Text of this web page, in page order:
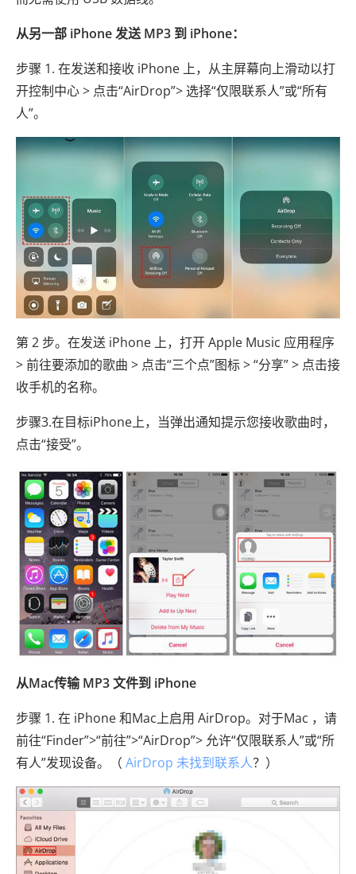
从另一部 iPhone 发送 MP3 到 iPhone：
步骤 1. 在发送和接收 iPhone 上，从主屏幕向上滑动以打
开控制中心 > 点击“AirDrop”> 选择“仅限联系人”或“所有
人”。
第 2 步。在发送 iPhone 上，打开 Apple Music 应用程序
> 前往要添加的歌曲 > 点击“三个点”图标 > “分享” > 点击接
收手机的名称。
步骤3.在目标iPhone上，当弹出通知提示您接收歌曲时，
点击“接受”。
从Mac传输 MP3 文件到 iPhone
步骤 1. 在 iPhone 和Mac上启用 AirDrop。对于Mac ，请
前往“Finder”>“前往”>“AirDrop”> 允许“仅限联系人”或“所
有人”发现设备。（ AirDrop 未找到联系人？）